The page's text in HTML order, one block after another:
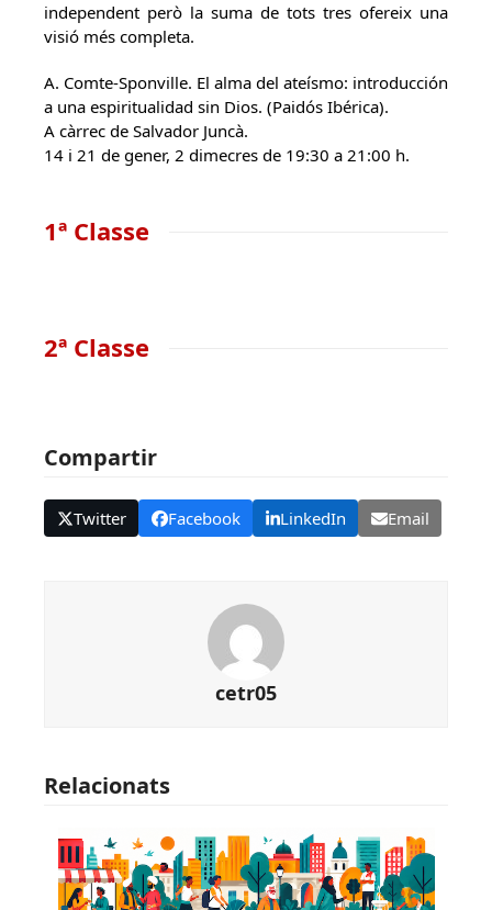
independent però la suma de tots tres ofereix una
visió més completa.
A. Comte-Sponville. El alma del ateísmo: introducción
a una espiritualidad sin Dios. (Paidós Ibérica).
A càrrec de Salvador Juncà.
14 i 21 de gener, 2 dimecres de 19:30 a 21:00 h.
1ª Classe
2ª Classe
Compartir
Twitter Facebook LinkedIn Email
cetr05
Relacionats